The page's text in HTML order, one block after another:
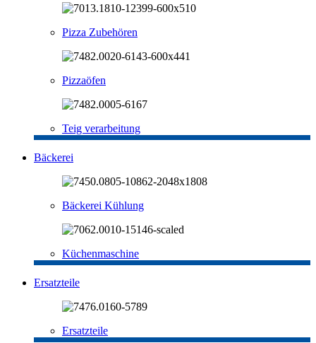
Pizza Zubehören
Pizzaöfen
Teig verarbeitung
Bäckerei
Bäckerei Kühlung
Küchenmaschine
Ersatzteile
Ersatzteile